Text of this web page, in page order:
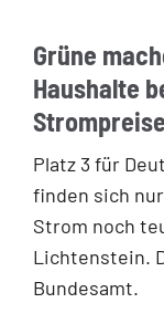
Grüne
Haushalte
Platz 3 für
finden sich
Strom noch
Lichtenstein.
Bundesamt.